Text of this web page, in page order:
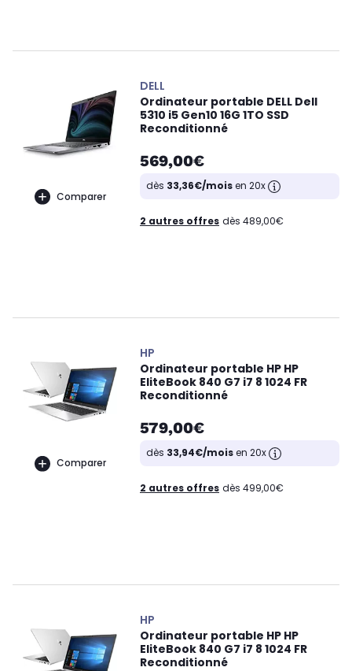
Comparer
DELL
Ordinateur portable DELL Dell
5310 i5 Gen10 16G 1TO SSD
Reconditionné
569,00€
dès 33,36€/moisen 20x
2 autres offres dès 489,00€
Comparer
HP
Ordinateur portable HP HP
EliteBook 840 G7 i7 8 1024 FR
Reconditionné
579,00€
dès 33,94€/moisen 20x
2 autres offres dès 499,00€
HP
Ordinateur portable HP HP
EliteBook 840 G7 i7 8 1024 FR
Reconditionné